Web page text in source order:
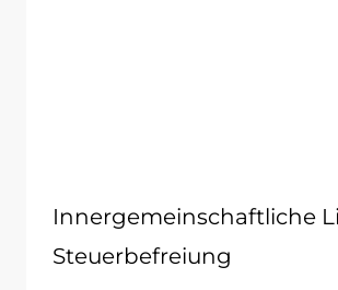
Innergemeinschaftliche
Steuerbefreiung